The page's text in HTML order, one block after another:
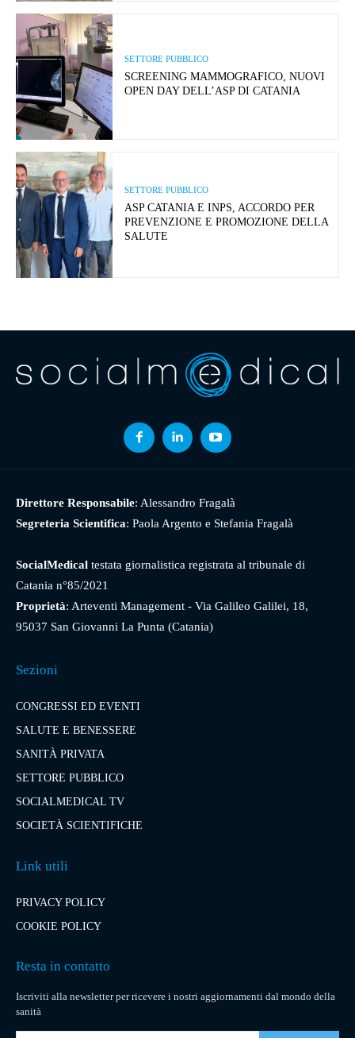
SETTORE PUBBLICO
SCREENING MAMMOGRAFICO, NUOVI
OPEN DAY DELL’ASP DI CATANIA
SETTORE PUBBLICO
ASP CATANIA E INPS, ACCORDO PER
PREVENZIONE E PROMOZIONE DELLA
SALUTE
Direttore Responsabile: Alessandro Fragalà
Segreteria Scientifica: Paola Argento e Stefania Fragalà
SocialMedical testata giornalistica registrata al tribunale di
Catania n°85/2021
Proprietà: Arteventi Management - Via Galileo Galilei, 18,
95037 San Giovanni La Punta (Catania)
Sezioni
CONGRESSI ED EVENTI
SALUTE E BENESSERE
SANITÀ PRIVATA
SETTORE PUBBLICO
SOCIALMEDICAL TV
SOCIETÀ SCIENTIFICHE
Link utili
PRIVACY POLICY
COOKIE POLICY
Resta in contatto
Iscriviti alla newsletter per ricevere i nostri aggiornamenti dal mondo della
sanità